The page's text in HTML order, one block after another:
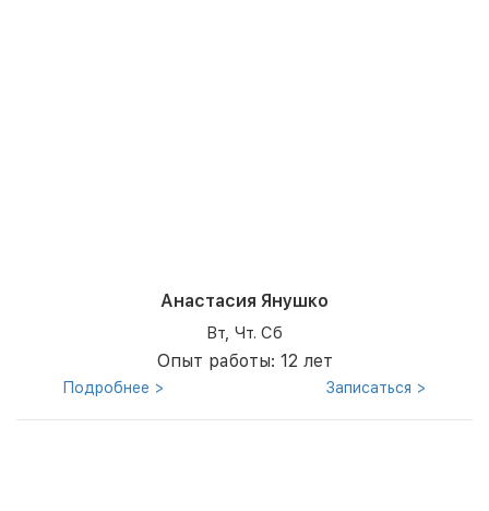
Анастасия Янушко
Вт, Чт. Сб
Опыт работы: 12 лет
Подробнее > Записаться >